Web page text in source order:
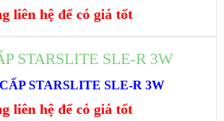
liên hệ để có giá tốt
NHANH
TIẾP
STARSLITE SLE-R 3W
liên hệ để có giá tốt